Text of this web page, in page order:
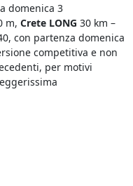
domenica 3
m, Crete LONG 30 km –
con partenza domenica
competitiva e non
per motivi